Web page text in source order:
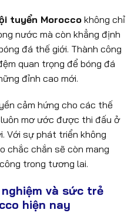
tuyển Morocco không chỉ
nước mà còn khẳng định
đá thế giới. Thành công
quan trọng để bóng đá
đỉnh cao mới.
cảm hứng cho các thế
mơ ước được thi đấu ở
Với sự phát triển không
chắc chắn sẽ còn mang
trong tương lai.
và sức trẻ
hiện nay